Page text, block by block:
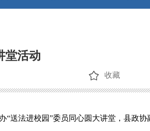
堂活动
收藏
送法进校园”委员同心圆大讲堂，县政协